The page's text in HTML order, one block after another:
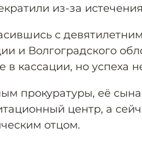
из-за
с
и Волгоградского
в кассации, но успеха
прокуратуры, её
центр, а
отцом.